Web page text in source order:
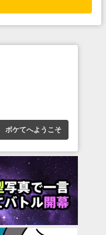
ボケてへようこそ